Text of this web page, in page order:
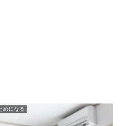
めになる